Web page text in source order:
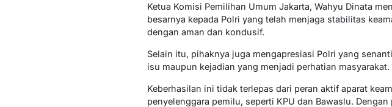
Ketua Komisi Pemilihan Umum Jakarta, Wahyu Dinata
besarnya kepada Polri yang telah menjaga stabilitas
dengan aman dan kondusif.
Selain itu, pihaknya juga mengapresiasi Polri yang
isu maupun kejadian yang menjadi perhatian masyarakat.
Keberhasilan ini tidak terlepas dari peran aktif aparat
penyelenggara pemilu, seperti KPU dan Bawaslu.